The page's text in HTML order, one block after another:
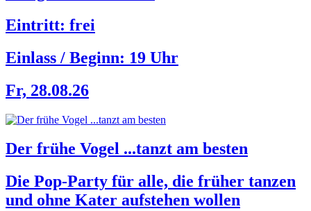
Eintritt: frei
Einlass / Beginn: 19 Uhr
Fr, 28.08.26
Der frühe Vogel ...tanzt am besten
Die Pop-Party für alle, die früher tanzen
und ohne Kater aufstehen wollen